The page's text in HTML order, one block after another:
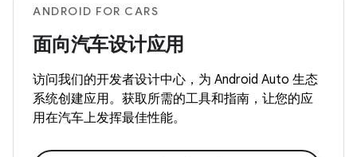
ANDROID FOR CARS
面向汽车设计应用
访问我们的开发者设计中心，为 Android Auto 生态
系统创建应用。获取所需的工具和指南，让您的应
用在汽车上发挥最佳性能。